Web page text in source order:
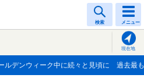
検索 メニュー
現在地
デンウィーク中に続々と見頃に 過去最